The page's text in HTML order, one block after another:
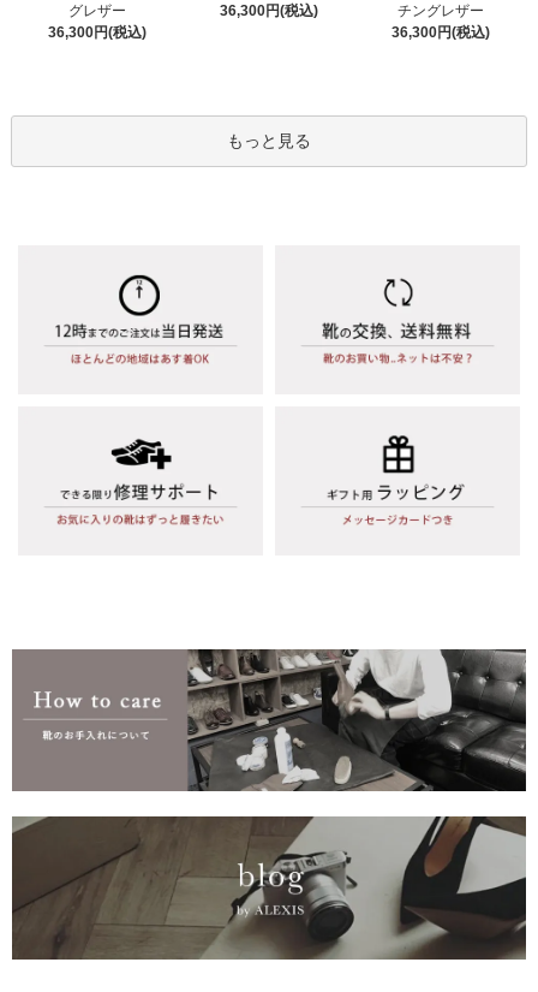
グレザー
36,300円(税込)
36,300円(税込)
チングレザー
36,300円(税込)
もっと見る